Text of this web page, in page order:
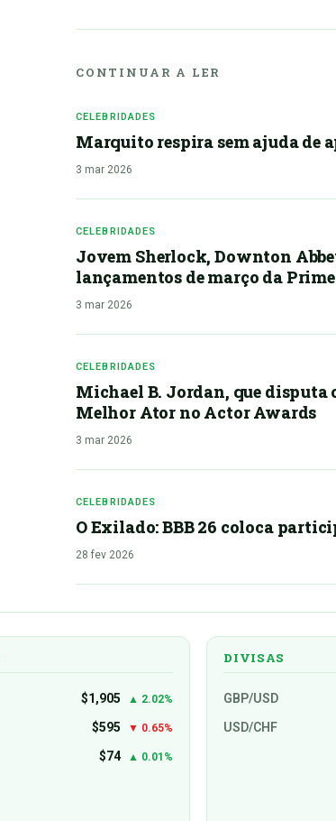
CONTINUAR A LER
CELEBRIDADES
Marquito respira sem ajuda de
3 mar 2026
CELEBRIDADES
Jovem Sherlock, Downton
lançamentos de março da
3 mar 2026
CELEBRIDADES
Michael B. Jordan, que disputa
Melhor Ator no Actor Awards
3 mar 2026
CELEBRIDADES
O Exilado: BBB 26 coloca
28 fev 2026
$1,905 ▲ 2.02%
$595 ▼ 0.65%
$74 ▲ 0.01%
DIVISAS
GBP/USD
USD/CHF